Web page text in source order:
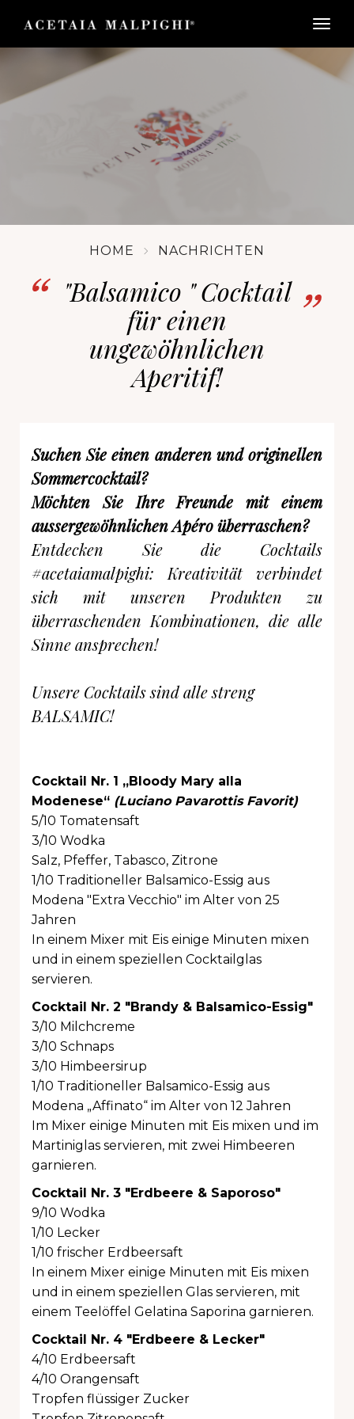
HOME NACHRICHTEN
"Balsamico " Cocktail
für einen
ungewöhnlichen
Aperitif!
Suchen Sie einen anderen und originellen
Sommercocktail?
Möchten Sie Ihre Freunde mit einem
aussergewöhnlichen Apéro überraschen?
Entdecken Sie die Cocktails
#acetaiamalpighi: Kreativität verbindet
sich mit unseren Produkten zu
überraschenden Kombinationen, die alle
Sinne ansprechen!
Unsere Cocktails sind alle streng
BALSAMIC!
Cocktail Nr. 1 „Bloody Mary alla
Modenese“ (Luciano Pavarottis Favorit)
5/10 Tomatensaft
3/10 Wodka
Salz, Pfeffer, Tabasco, Zitrone
1/10 Traditioneller Balsamico-Essig aus
Modena "Extra Vecchio" im Alter von 25
Jahren
In einem Mixer mit Eis einige Minuten mixen
und in einem speziellen Cocktailglas
servieren.
Cocktail Nr. 2 "Brandy & Balsamico-Essig"
3/10 Milchcreme
3/10 Schnaps
3/10 Himbeersirup
1/10 Traditioneller Balsamico-Essig aus
Modena „Affinato“ im Alter von 12 Jahren
Im Mixer einige Minuten mit Eis mixen und im
Martiniglas servieren, mit zwei Himbeeren
garnieren.
Cocktail Nr. 3 "Erdbeere & Saporoso"
9/10 Wodka
1/10 Lecker
1/10 frischer Erdbeersaft
In einem Mixer einige Minuten mit Eis mixen
und in einem speziellen Glas servieren, mit
einem Teelöffel Gelatina Saporina garnieren.
Cocktail Nr. 4 "Erdbeere & Lecker"
4/10 Erdbeersaft
4/10 Orangensaft
Tropfen flüssiger Zucker